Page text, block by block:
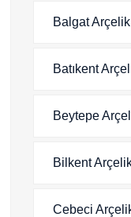
Balgat
Batıkent
Beytepe
Bilkent
Cebeci